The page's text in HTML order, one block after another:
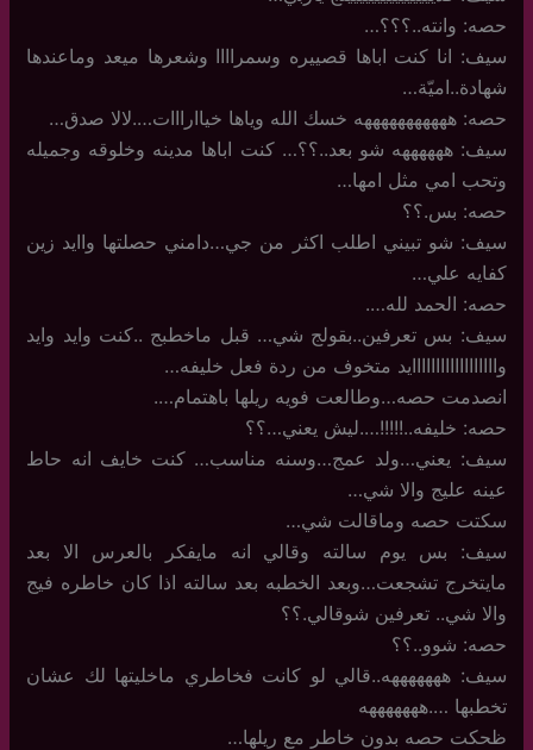
حصه: وانته..؟؟؟…
سيف: انا كنت اباها قصييره وسمراااا وشعرها ميعد وماعندها
شهادة..اميّة…
حصه: هههههههههههه خسك الله وياها خياارااات….لالا صدق…
سيف: ههههههه شو بعد..؟؟… كنت اباها مدينه وخلوقه وجميله
وتحب امي مثل امها…
حصه: بس.؟؟
سيف: شو تبيني اطلب اكثر من جي…دامني حصلتها واايد زين
كفايه علي…
حصه: الحمد لله….
سيف: بس تعرفين..بقولج شي… قبل ماخطبج ..كنت وايد وايد
واااااااااااااااااايد متخوف من ردة فعل خليفه…
انصدمت حصه…وطالعت فويه ريلها باهتمام….
حصه: خليفه..!!!!!….ليش يعني…؟؟
سيف: يعني…ولد عمج…وسنه مناسب… كنت خايف انه حاط
عينه عليج والا شي…
سكتت حصه وماقالت شي…
سيف: بس يوم سالته وقالي انه مايفكر بالعرس الا بعد
مايتخرج تشجعت…وبعد الخطبه بعد سالته اذا كان خاطره فيج
والا شي.. تعرفين شوقالي.؟؟
حصه: شوو..؟؟
سيف: هههههههه..قالي لو كانت فخاطري ماخليتها لك عشان
تخطبها ….هههههههه
ظحكت حصه بدون خاطر مع ريلها…